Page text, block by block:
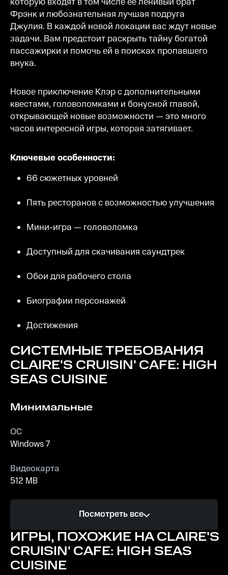
Фрэнк и любознательная лучшая подруга
Джулия. В каждой новой локации вас ждут новые
задачи. Вам предстоит раскрыть тайну богатой
пассажирки и помочь ей в поисках пропавшего
внука.
Новое приключение Клэр с дополнительными
квестами, головоломками и бонусной главой,
открывающей новые возможности — это много
часов интересной игры, которая затягивает.
Ключевые особенности:
66 сюжетных уровней
Пять ресторанов с возможностью улучшения
Мини-игра — головоломка
Доступный для скачивания саундтрек
Обои для рабочего стола
Биографии персонажей
Достижения
СИСТЕМНЫЕ ТРЕБОВАНИЯ
CLAIRE'S CRUISIN' CAFE: HIGH
SEAS CUISINE
Минимальные
ОС
Windows 7
Видеокарта
512 MB
Память
2 ГБ
Посмотреть все
ИГРЫ, ПОХОЖИЕ НА CLAIRE'S
CRUISIN' CAFE: HIGH SEAS
CUISINE